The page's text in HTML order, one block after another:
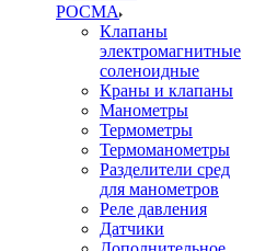
РОСМА
Клапаны
электромагнитные
соленоидные
Краны и клапаны
Манометры
Термометры
Термоманометры
Разделители сред
для манометров
Реле давления
Датчики